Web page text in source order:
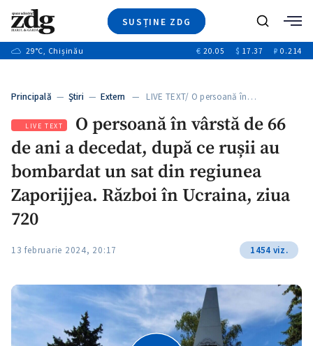
SUSȚINE ZDG
Ştiri
+6
Special
+1
+1+2
Caută
29°C, Chișinău € 20.05 $ 17.37 ₽ 0.214
Principală — Ştiri — Extern — LIVE TEXT/ O persoană în…
LIVE TEXT
O persoană în vârstă de 66
de ani a decedat, după ce rușii au
bombardat un sat din regiunea
Zaporijjea. Război în Ucraina, ziua
720
13 februarie 2024, 20:17 1454 viz.